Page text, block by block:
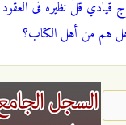
قیادي قلّ نظیره فی
هم من أهل الكتاب؟